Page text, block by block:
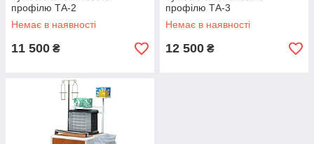
профілю ТА-2
Немає в наявності
11 500 ₴
профілю ТА-3
Немає в наявності
12 500 ₴